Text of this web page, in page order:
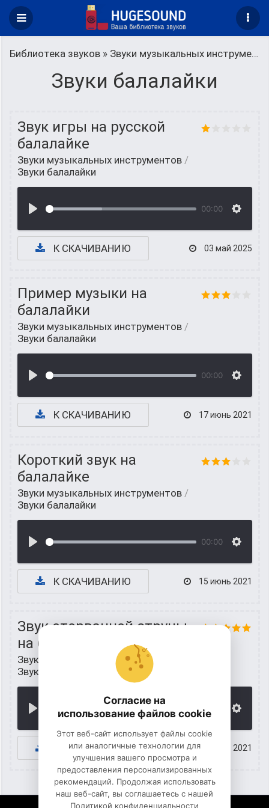
Библиотека звуков » Звуки музыкальных инструментов
Звуки балалайки
Звук игры на русской
балалайке
Звуки музыкальных инструментов /
Звуки балалайки
00:00
К СКАЧИВАНИЮ 03 май 2025
Пример музыки на
балалайки
Звуки музыкальных инструментов /
Звуки балалайки
00:00
К СКАЧИВАНИЮ 17 июнь 2021
Короткий звук на
балалайке
Звуки музыкальных инструментов /
Звуки балалайки
00:00
К СКАЧИВАНИЮ 15 июнь 2021
Звук оторванной струны
на балалайки
Звуки музыкальных инструментов
Звуки балалайки
00:00
К СКАЧИВАНИЮ 15 июнь 2021
Согласие на
использование файлов cookie
Этот веб-сайт использует файлы cookie
или аналогичные технологии для
улучшения вашего просмотра и
предоставления персонализированных
рекомендаций. Продолжая использовать
наш веб-сайт, вы соглашаетесь с нашей
Политикой конфиденциальности